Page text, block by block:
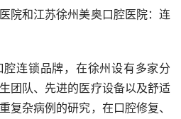
院和江苏徐州美奥口腔医院：连
连锁品牌，在徐州设有多家分
团队、先进的医疗设备以及舒适
复杂病例的研究，在口腔修复、